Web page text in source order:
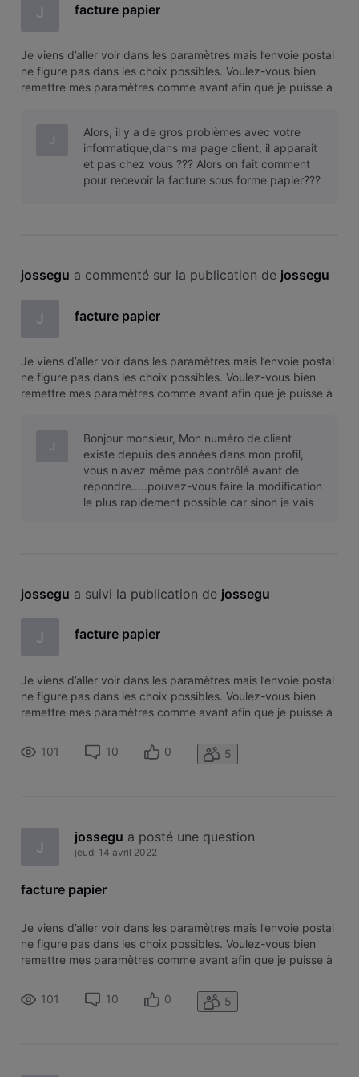
J facture papier
Je viens d’aller voir dans les paramètres mais l’envoie postal
ne figure pas dans les choix possibles. Voulez-vous bien
remettre mes paramètres comme avant afin que je puisse à
J
Alors, il y a de gros problèmes avec votre
informatique,dans ma page client, il apparait
et pas chez vous ??? Alors on fait comment
pour recevoir la facture sous forme papier???
jossegu a commenté sur la publication de jossegu
J facture papier
Je viens d’aller voir dans les paramètres mais l’envoie postal
ne figure pas dans les choix possibles. Voulez-vous bien
remettre mes paramètres comme avant afin que je puisse à
J
Bonjour monsieur, Mon numéro de client
existe depuis des années dans mon profil,
vous n'avez même pas contrôlé avant de
répondre.....pouvez-vous faire la modification
le plus rapidement possible car sinon je vais
jossegu a suivi la publication de jossegu
J facture papier
Je viens d’aller voir dans les paramètres mais l’envoie postal
ne figure pas dans les choix possibles. Voulez-vous bien
remettre mes paramètres comme avant afin que je puisse à
Merci JOSSE Guy
101 10 0 5
J
jossegu a posté une question
jeudi 14 avril 2022
facture papier
Je viens d’aller voir dans les paramètres mais l’envoie postal
ne figure pas dans les choix possibles. Voulez-vous bien
remettre mes paramètres comme avant afin que je puisse à
Merci JOSSE Guy
101 10 0 5